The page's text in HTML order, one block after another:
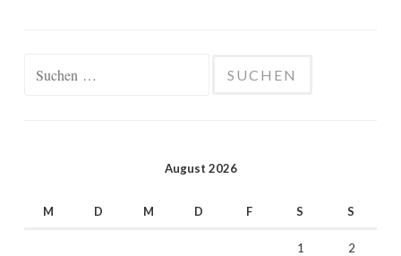
August 2026
M D M D F S S
1 2